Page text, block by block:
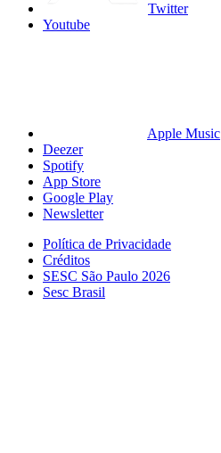
Twitter
Youtube
Apple Music
Deezer
Spotify
App Store
Google Play
Newsletter
Política de Privacidade
Créditos
SESC São Paulo 2026
Sesc Brasil